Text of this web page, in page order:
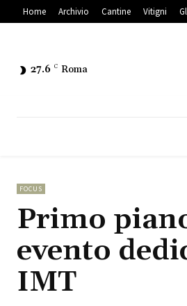
Home Archivio Cantine Vitigni
27.6 C Roma
FOCUS
Primo
evento
IMT